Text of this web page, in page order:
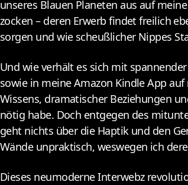
unseres Blauen Planeten aus auf
zocken – deren Erwerb findet freilich
sorgen und wie scheußlicher Nippes
Und wie verhält es sich mit
sowie in meine Amazon Kindle App
Wissens, dramatischer Beziehungen
nötig habe. Doch entgegen des
geht nichts über die Haptik und den
Wände unpraktisch, weswegen ich
Dieses neumoderne Interwebz